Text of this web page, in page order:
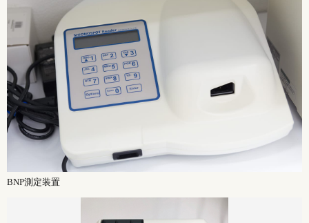
BNP測定装置